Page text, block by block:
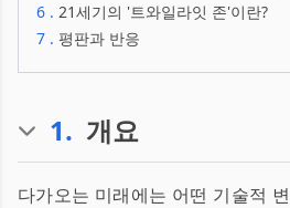
6 . 21세기의 '트와일라잇 존'이란?
7 . 평판과 반응
1. 개요
다가오는 미래에는 어떤 기술적